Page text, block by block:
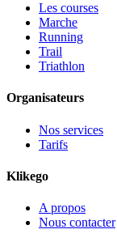
Les courses
Marche
Running
Trail
Triathlon
Organisateurs
Nos services
Tarifs
Klikego
A propos
Nous contacter